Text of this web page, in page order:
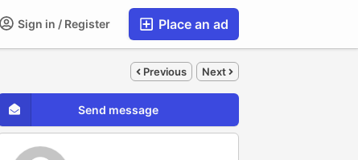
Place an ad
Sign in / Register
Previous Next
Send message